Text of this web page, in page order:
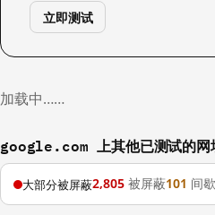
立即测试
加载中……
google.com 上其他已测试的网
大部分被屏蔽2,805 被屏蔽101 间